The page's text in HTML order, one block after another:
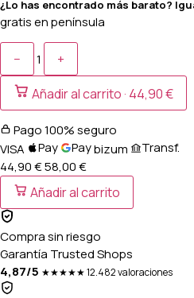
¿Lo has encontrado más barato?
gratis en península
− 1
+
Añadir al carrito · 44,90 €
Pago 100% seguro
VISA
Pay Paybizum
Transf.
44,90 €58,00€
Añadir al carrito
Compra sin riesgo
Garantía Trusted Shops
4,87/5 ★★★★★12.482 valoraciones